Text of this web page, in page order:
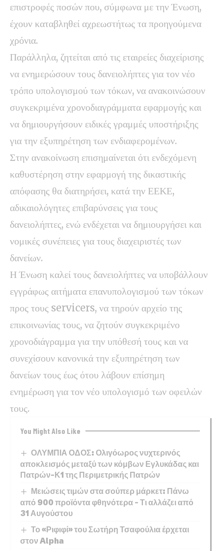
επιστροφές ποσών που, σύμφωνα με την Ένωση,
έχουν καταβληθεί αχρεωστήτως τα προηγούμενα
χρόνια.
Παράλληλα, ζητείται από τις εταιρείες διαχείρισης
να ενημερώσουν τους δανειολήπτες για τον νέο
τρόπο υπολογισμού των τόκων, να ανακοινώσουν
συγκεκριμένα χρονοδιαγράμματα εφαρμογής και
να δημιουργήσουν ειδικές γραμμές υποστήριξης
για την εξυπηρέτηση των ενδιαφερομένων.
Στην ανακοίνωση επισημαίνεται ότι ενδεχόμενη
καθυστέρηση στην εφαρμογή της δικαστικής
απόφασης θα διατηρήσει, κατά την ΕΕΚΕ,
αδικαιολόγητες επιβαρύνσεις για τους
δανειολήπτες, ενώ ενδέχεται να δημιουργήσει και
νομικές συνέπειες για τους διαχειριστές των
δανείων.
Η Ένωση καλεί τους δανειολήπτες να υποβάλλουν
εγγράφως αιτήματα επανυπολογισμού των τόκων
προς τους servicers, να τηρούν αρχείο της
επικοινωνίας τους, να ζητούν συγκεκριμένο
χρονοδιάγραμμα για την υπόθεσή τους και να
συνεχίσουν κανονικά την εξυπηρέτηση των
δανείων τους έως ότου λάβουν επίσημη
ενημέρωση για τον νέο υπολογισμό των οφειλών
τους.
You Might Also Like
ΟΛΥΜΠΙΑ ΟΔΟΣ: Ολιγόωρος νυχτερινός
αποκλεισμός μεταξύ των κόμβων Εγλυκάδας και
Πατρών-Κ1 της Περιμετρικής Πατρών
Μειώσεις τιμών στα σούπερ μάρκετ: Πάνω
από 900 προϊόντα φθηνότερα – Τι αλλάζει από
31 Αυγούστου
Το «Ριφιφί» του Σωτήρη Τσαφούλια έρχεται
στον Alpha